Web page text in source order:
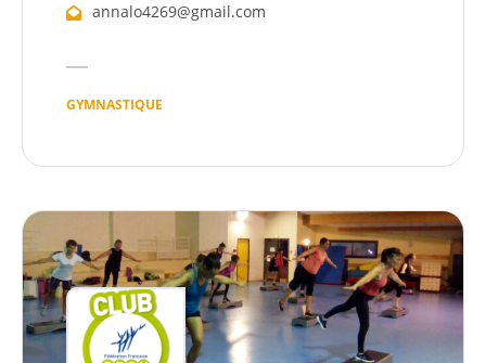
annalo4269@gmail.com
GYMNASTIQUE